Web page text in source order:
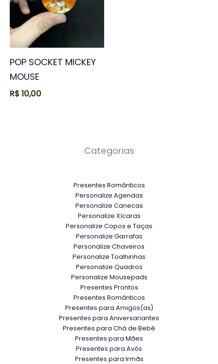
POP SOCKET MICKEY
MOUSE
R$10,00
Categorias
Presentes Românticos
Personalize Agendas
Personalize Canecas
Personalize Xícaras
Personalize Copos e Taças
Personalize Garrafas
Personalize Chaveiros
Personalize Toalhinhas
Personalize Quadros
Personalize Mousepads
Presentes Prontos
Presentes Românticos
Presentes para Amigos(as)
Presentes para Aniversariantes
Presentes para Chá de Bebê
Presentes para Mães
Presentes para Avós
Presentes para Irmãs